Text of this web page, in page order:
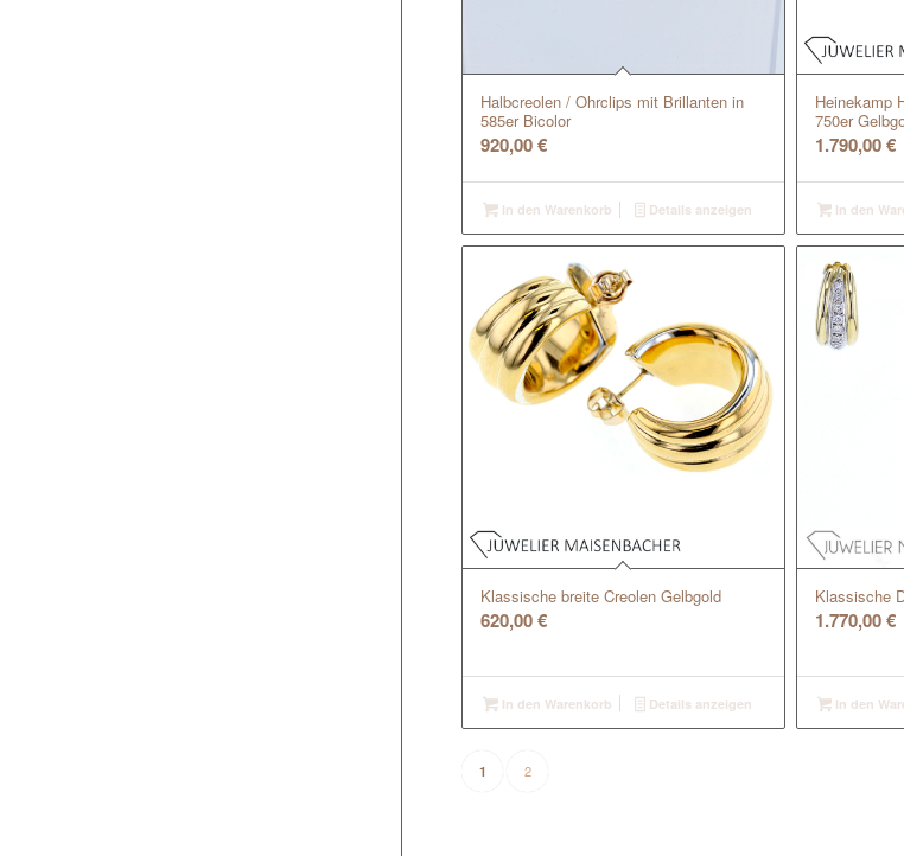
Halbcreolen / Ohrclips mit Brillanten in
585er Bicolor
920,00€
In den Warenkorb Details anzeigen
Heinekamp
750er
1.790,00€
In den
Klassische breite Creolen Gelbgold
620,00€
In den Warenkorb Details anzeigen
Klassische
1.770,00€
In den
1 2